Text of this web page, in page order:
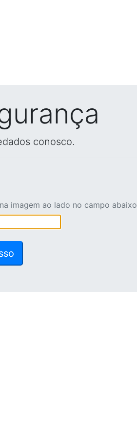
conosco.
imagem ao lado no campo abaixo